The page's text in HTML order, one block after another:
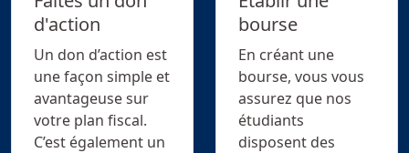
d'action
Un don d’action est
une façon simple et
avantageuse sur
votre plan fiscal.
C’est également un
bourse
En créant une
bourse, vous vous
assurez que nos
étudiants
disposent des